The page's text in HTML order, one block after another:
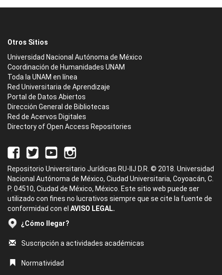
Otros Sitios
Universidad Nacional Autónoma de México
Coordinación de Humanidades UNAM
Toda la UNAM en línea
Red Universitaria de Aprendizaje
Portal de Datos Abiertos
Dirección General de Bibliotecas
Red de Acervos Digitales
Directory of Open Access Repositories
Repositorio Universitario Jurídicas RU-IIJ D.R. © 2018. Universidad
Nacional Autónoma de México, Ciudad Universitaria, Coyoacán, C.
P. 04510, Ciudad de México, México. Este sitio web puede ser
utilizado con fines no lucrativos siempre que se cite la fuente de
conformidad con el AVISO LEGAL.
¿Cómo llegar?
Suscripción a actividades académicas
Normatividad